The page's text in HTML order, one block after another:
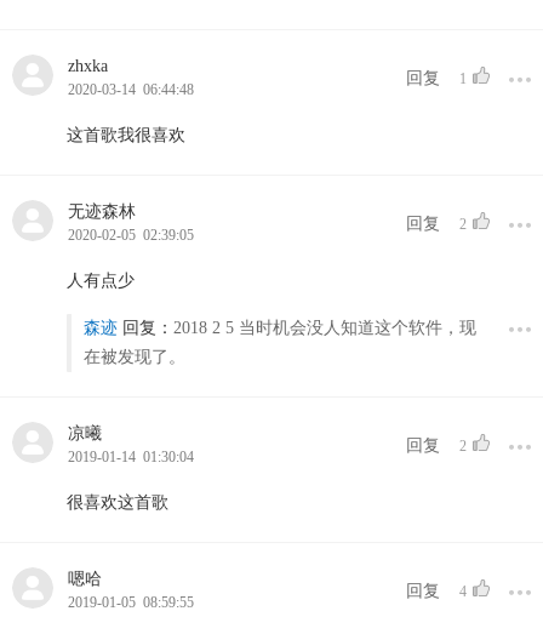
zhxka
2020-03-14 06:44:48
回复 1
这首歌我很喜欢
无迹森林
2020-02-05 02:39:05
回复 2
人有点少
森迹 回复： 2018 2 5 当时机会没人知道这个软件，现
在被发现了。
凉曦
2019-01-14 01:30:04
回复 2
很喜欢这首歌
嗯哈
2019-01-05 08:59:55
回复 4